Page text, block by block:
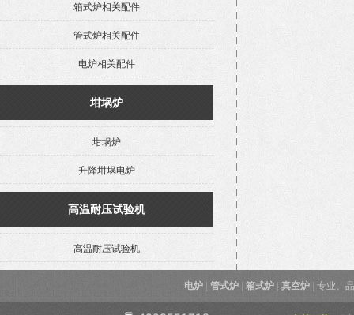
箱式炉相关配件
管式炉相关配件
电炉相关配件
坩埚炉
坩埚炉
升降坩埚电炉
高温耐压试验机
高温耐压试验机
电炉 管式炉 箱式炉 真空炉 专业、